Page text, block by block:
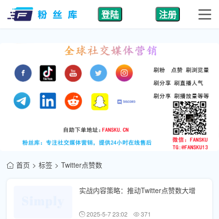
登陆 注册
首页 标签 Twitter点赞数
实战内容策略：推动Twitter点赞数大增
2025-5-7 23:02 371